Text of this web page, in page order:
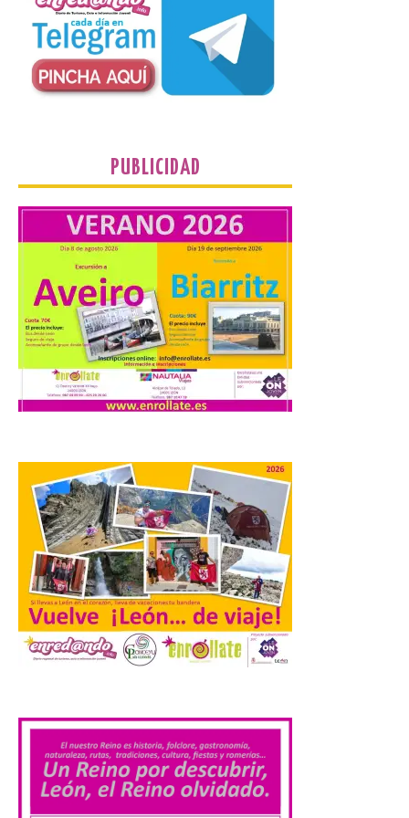
Un Bien de Interés
Cultural abandonado
desde 1949. Los
procuradores leonesistas
plantean que la Junta
Unión del Pueblo […]
La Universidad de León
distribuye folletos con la
programación del evento
del eclipse solar que
organiza con la ESA y el
Ayuntamiento
7 Ago 2026
Los materiales ya pueden
Información Turística de
León e incluyen, además
del programa del evento, una guía
práctica con recomendaciones
elaboradas por especialistas para
observar el eclipse con seguridad León, 7
de agosto de 2026. La programación […]
Laciana comienza su
programación para
disfrutar el eclipse total
7 Ago 2026
Durante los días 1 y 2 de
agosto, tanto el público
infantil como el adulto
PUBLICIDAD